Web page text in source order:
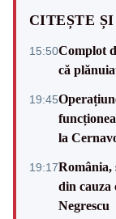
CITEȘTE ȘI
15:50Complot
că
19:45
la
19:17România,
din cauza
Negrescu